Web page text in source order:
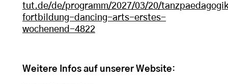
tut.de/de/programm/2027/03/20/
fortbildung-dancing-arts-erstes-
wochenend-4822
Weitere Infos auf unserer Website: